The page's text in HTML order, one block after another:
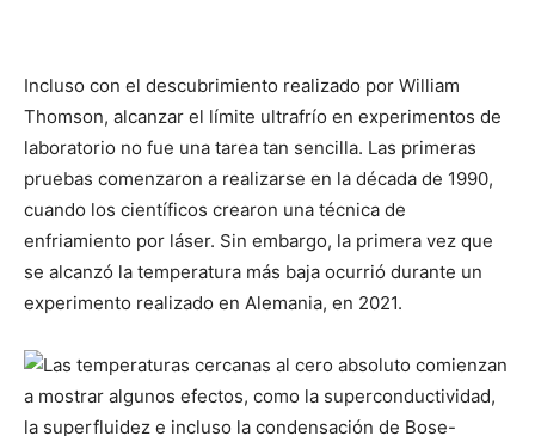
Incluso con el descubrimiento realizado por William
Thomson, alcanzar el límite ultrafrío en experimentos de
laboratorio no fue una tarea tan sencilla. Las primeras
pruebas comenzaron a realizarse en la década de 1990,
cuando los científicos crearon una técnica de
enfriamiento por láser. Sin embargo, la primera vez que
se alcanzó la temperatura más baja ocurrió durante un
experimento realizado en Alemania, en 2021.